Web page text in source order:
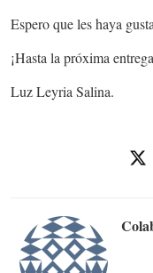
Espero que les haya
¡Hasta la próxima
Luz Leyria Salina.